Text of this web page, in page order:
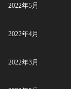
2022年5月
2022年4月
2022年3月